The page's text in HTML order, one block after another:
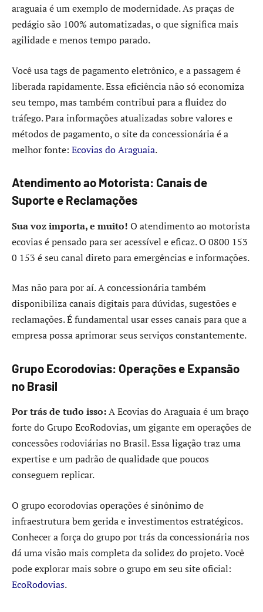
araguaia é um exemplo de modernidade. As praças de
pedágio são 100% automatizadas, o que significa mais
agilidade e menos tempo parado.
Você usa tags de pagamento eletrônico, e a passagem é
liberada rapidamente. Essa eficiência não só economiza
seu tempo, mas também contribui para a fluidez do
tráfego. Para informações atualizadas sobre valores e
métodos de pagamento, o site da concessionária é a
melhor fonte: Ecovias do Araguaia.
Atendimento ao Motorista: Canais de
Suporte e Reclamações
Sua voz importa, e muito! O atendimento ao motorista
ecovias é pensado para ser acessível e eficaz. O 0800 153
0 153 é seu canal direto para emergências e informações.
Mas não para por aí. A concessionária também
disponibiliza canais digitais para dúvidas, sugestões e
reclamações. É fundamental usar esses canais para que a
empresa possa aprimorar seus serviços constantemente.
Grupo Ecorodovias: Operações e Expansão
no Brasil
Por trás de tudo isso:A Ecovias do Araguaia é um braço
forte do Grupo EcoRodovias, um gigante em operações de
concessões rodoviárias no Brasil. Essa ligação traz uma
expertise e um padrão de qualidade que poucos
conseguem replicar.
O grupo ecorodovias operações é sinônimo de
infraestrutura bem gerida e investimentos estratégicos.
Conhecer a força do grupo por trás da concessionária nos
dá uma visão mais completa da solidez do projeto. Você
pode explorar mais sobre o grupo em seu site oficial:
EcoRodovias.